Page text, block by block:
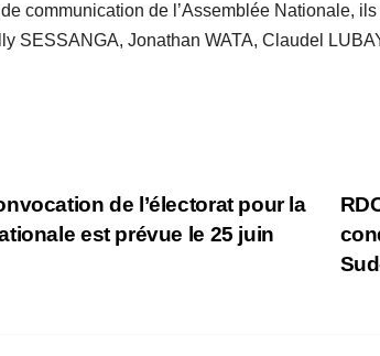
communication de l’Assemblée Nationale,
SESSANGA, Jonathan WATA, Claudel
de l’électorat pour la
est prévue le 25 juin